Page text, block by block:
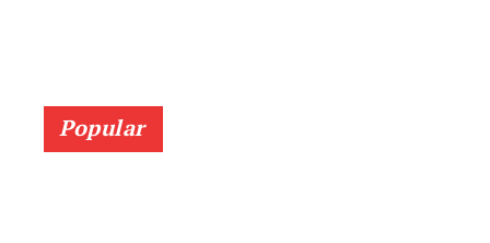
Popular